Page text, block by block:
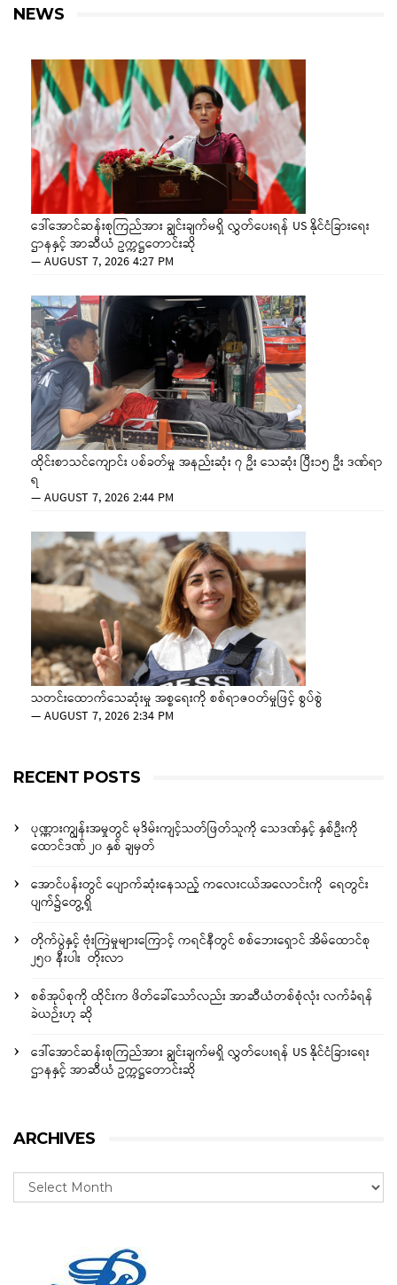
NEWS
ဒေါ်အောင်ဆန်းစုကြည်အား ချွင်းချက်မရှိ လွှတ်ပေးရန် US နိုင်ငံခြားရေး
ဌာနနှင့် အာဆီယံ ဥက္ကဋ္ဌတောင်းဆို
—AUGUST 7, 2026 4:27 PM
ထိုင်းစာသင်ကျောင်း ပစ်ခတ်မှု အနည်းဆုံး ၇ ဦး သေဆုံး ပြီး၁၅ ဦး ဒဏ်ရာ
ရ
—AUGUST 7, 2026 2:44 PM
သတင်းထောက်သေဆုံးမှု အစ္စရေးကို စစ်ရာဇဝတ်မှုဖြင့် စွပ်စွဲ
—AUGUST 7, 2026 2:34 PM
RECENT POSTS
ပုဏ္ဏားကျွန်းအမှုတွင် မုဒိမ်းကျင့်သတ်ဖြတ်သူကို သေဒဏ်နှင့် နှစ်ဦးကို
ထောင်ဒဏ် ၂၀ နှစ် ချမှတ်
အောင်ပန်းတွင် ပျောက်ဆုံးနေသည့် ကလေးငယ်အလောင်းကို ရေတွင်း
ပျက်၌တွေ့ရှိ
တိုက်ပွဲနှင့် ဗုံးကြဲမှုများကြောင့် ကရင်နီတွင် စစ်ဘေးရှောင် အိမ်ထောင်စု
၂၅၀ နီးပါး တိုးလာ
စစ်အုပ်စုကို ထိုင်းက ဖိတ်ခေါ်သော်လည်း အာဆီယံတစ်စုံလုံး လက်ခံရန်
ခဲယဉ်းဟု ဆို
ဒေါ်အောင်ဆန်းစုကြည်အား ချွင်းချက်မရှိ လွှတ်ပေးရန် US နိုင်ငံခြားရေး
ဌာနနှင့် အာဆီယံ ဥက္ကဋ္ဌတောင်းဆို
ARCHIVES